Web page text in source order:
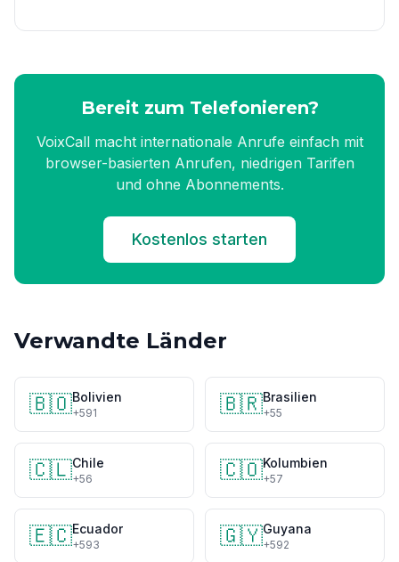
Bereit zum Telefonieren?
VoixCall macht internationale Anrufe einfach mit
browser-basierten Anrufen, niedrigen Tarifen
und ohne Abonnements.
Kostenlos starten
Verwandte Länder
🇧🇴Bolivien
+591 🇧🇷Brasilien
+55
🇨🇱Chile
+56 🇨🇴Kolumbien
+57
🇪🇨Ecuador
+593 🇬🇾Guyana
+592